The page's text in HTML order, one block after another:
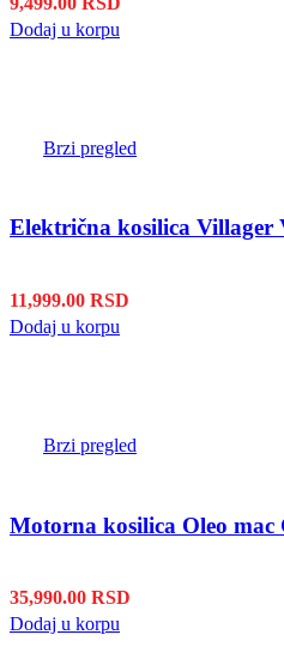
Dodaj u korpu
Brzi pregled
Električna kosilica Villager
11,999.00 RSD
Dodaj u korpu
Brzi pregled
Motorna kosilica Oleo
35,990.00 RSD
Dodaj u korpu